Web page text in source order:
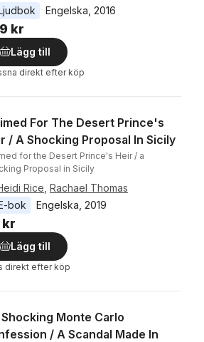
Engelska 2016
kr
Lägg till
direkt efter köp
For The Desert Prince's
/ A Shocking Proposal In Sicily
for the Desert Prince's Heir / a
Proposal in Sicily
Rice Rachael Thomas
bok
Engelska 2019
kr
Lägg till
direkt efter köp
Shocking Monte Carlo
/ A Scandal Made In